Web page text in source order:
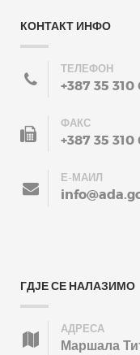
КОНТАКТ ИНФО
ТЕЛЕФОН
+387 35 310
ФАКС
+387 35 310
Е-МАИЛ
ГДЈЕ СЕ НАЛАЗИМО
АДРЕСА
Маршала